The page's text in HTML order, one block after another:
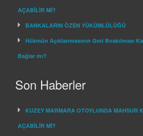
AÇABİLİR Mİ?
BANKALARIN ÖZEN YÜKÜMLÜLÜĞÜ
Hükmün Açıklanmasının Geri Bırakılması
Bağlar mı?
Son Haberler
KUZEY MARMARA OTOYLUNDA MAHSUR
AÇABİLİR Mİ?